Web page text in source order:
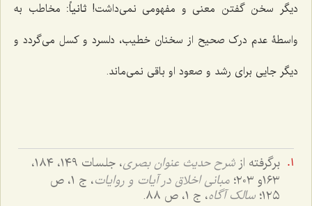
دیگر سخن گفتن معنی و مفهومی نمی‌داشت! ثانیاً: مخاطب به
واسطۀ عدم درک صحیح از سخنان خطیب، دلسرد و کسل می‌گردد و
دیگر جایی برای رشد و صعود او باقی نمی‌ماند.
برگرفته از شرح حدیث عنوان بصری
، جلسات ١٤٩، ١٨٤،
١٦٣و ٢٠٣؛
مبانی اخلاق در آیات و روایات
، ج ١، ص
١٢٥؛ سالک آگاه، ج ١، ص ٨٨.